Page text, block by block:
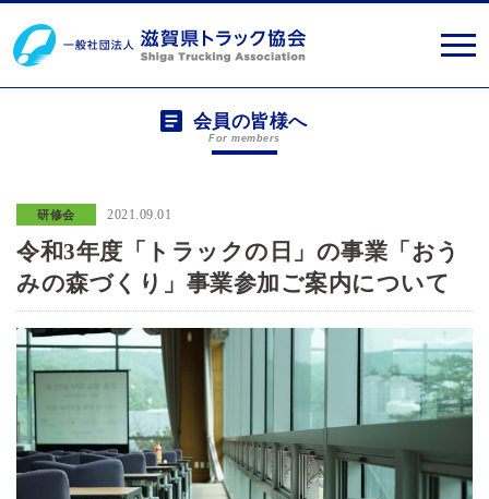
会員の皆様へ
For members
研修会 2021.09.01
令和3年度「トラックの日」の事業「おう
みの森づくり」事業参加ご案内について